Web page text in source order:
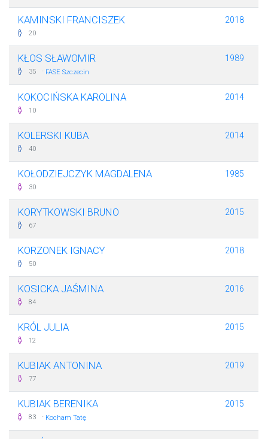
KAMINSKI FRANCISZEK
20
2018
KŁOS SŁAWOMIR
35 · FASE Szczecin
1989
KOKOCIŃSKA KAROLINA
10
2014
KOLERSKI KUBA
40
2014
KOŁODZIEJCZYK MAGDALENA
30
1985
KORYTKOWSKI BRUNO
67
2015
KORZONEK IGNACY
50
2018
KOSICKA JAŚMINA
84
2016
KRÓL JULIA
12
2015
KUBIAK ANTONINA
77
2019
KUBIAK BERENIKA
83 · Kocham Tatę
2015